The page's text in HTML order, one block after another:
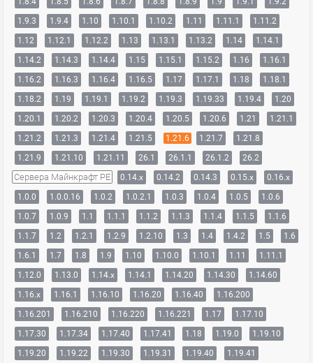
1.9.3
1.9.4 1.10 1.10.1 1.10.2 1.11 1.11.1
1.11.2
1.12
1.12.1 1.12.2 1.13 1.13.1 1.13.2 1.14
1.14.1
1.14.2
1.14.3 1.14.4 1.15 1.15.1 1.15.2 1.16
1.16.1
1.16.2
1.16.3 1.16.4 1.16.5 1.17 1.17.1 1.18
1.18.1
1.18.2
1.19 1.19.1 1.19.2 1.19.3 1.19.33 1.19.4
1.20
1.20.1
1.20.2 1.20.3 1.20.4 1.20.5 1.20.6 1.21
1.21.1
1.21.2
1.21.3 1.21.4 1.21.5 1.21.6 1.21.7
1.21.8
1.21.9
1.21.10 1.21.11 26.1 26.1.1 26.1.2 26.2
Сервера Майнкрафт PE 0.14.x 0.14.2 0.14.3 0.15.x
0.16.x
1.0.0
1.0.0.16 1.0.2 1.0.2.1 1.0.3 1.0.4 1.0.5
1.0.6
1.0.7
1.0.9 1.1 1.1.1 1.1.2 1.1.3 1.1.4 1.1.5
1.1.6
1.1.7
1.2 1.2.1 1.2.9 1.2.10 1.3 1.4 1.4.2 1.5
1.6
1.6.1
1.7 1.8 1.9 1.10 1.10.0 1.10.1 1.11
1.11.1
1.12.0
1.13.0 1.14.x 1.14.1 1.14.20 1.14.30
1.14.60
1.16.x
1.16.1 1.16.10 1.16.20 1.16.40
1.16.200
1.16.201
1.16.210 1.16.220 1.16.221 1.17
1.17.10
1.17.30
1.17.34 1.17.40 1.17.41 1.18 1.19.0
1.19.10
1.19.20
1.19.22 1.19.30 1.19.31 1.19.40
1.19.41